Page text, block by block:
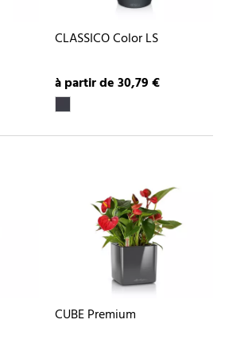
CLASSICO Color LS
à partir de 30,79 €
CUBE Premium